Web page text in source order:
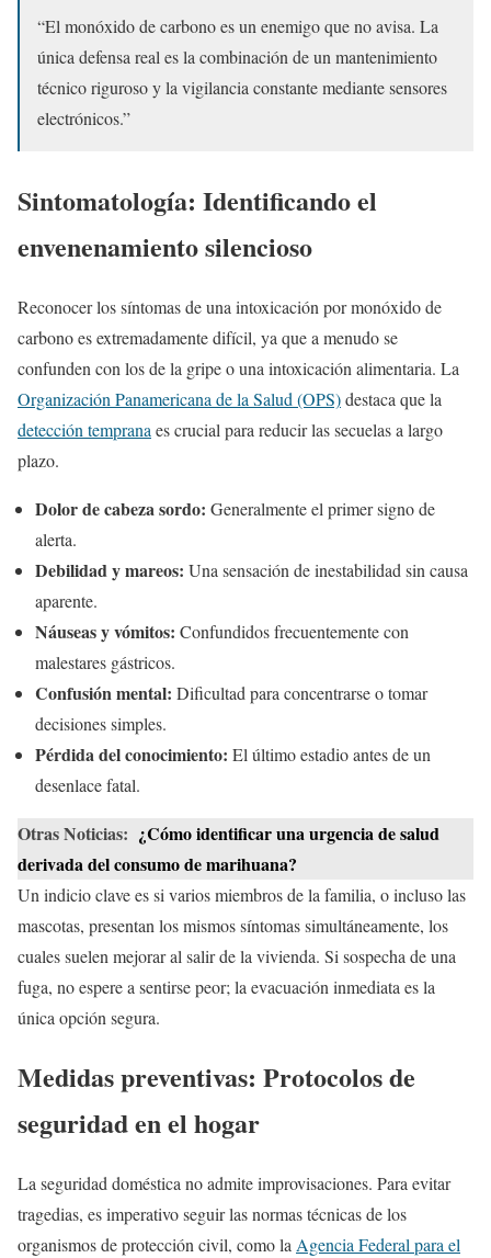
“El monóxido de carbono es un enemigo que no avisa. La
única defensa real es la combinación de un mantenimiento
técnico riguroso y la vigilancia constante mediante sensores
electrónicos.”
Sintomatología: Identificando el
envenenamiento silencioso
Reconocer los síntomas de una intoxicación por monóxido de
carbono es extremadamente difícil, ya que a menudo se
confunden con los de la gripe o una intoxicación alimentaria. La
Organización Panamericana de la Salud (OPS)destaca que la
detección temprana es crucial para reducir las secuelas a largo
plazo.
Dolor de cabeza sordo: Generalmente el primer signo de
alerta.
Debilidad y mareos: Una sensación de inestabilidad sin causa
aparente.
Náuseas y vómitos: Confundidos frecuentemente con
malestares gástricos.
Confusión mental: Dificultad para concentrarse o tomar
decisiones simples.
Pérdida del conocimiento: El último estadio antes de un
desenlace fatal.
Otras Noticias: ¿Cómo identificar una urgencia de salud
derivada del consumo de marihuana?
Un indicio clave es si varios miembros de la familia, o incluso las
mascotas, presentan los mismos síntomas simultáneamente, los
cuales suelen mejorar al salir de la vivienda. Si sospecha de una
fuga, no espere a sentirse peor; la evacuación inmediata es la
única opción segura.
Medidas preventivas: Protocolos de
seguridad en el hogar
La seguridad doméstica no admite improvisaciones. Para evitar
tragedias, es imperativo seguir las normas técnicas de los
organismos de protección civil, como laAgencia Federal para el